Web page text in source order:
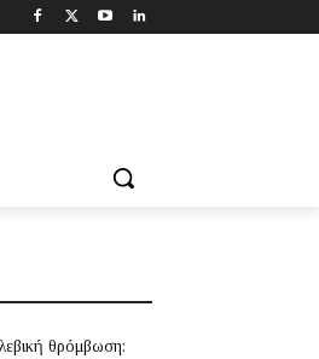
θρόμβωση: